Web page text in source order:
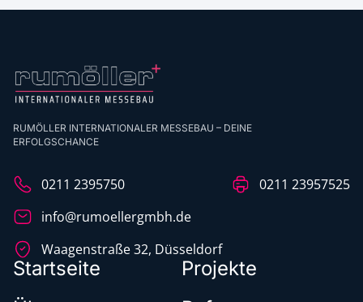
RUMÖLLER INTERNATIONALER MESSEBAU – DEINE
ERFOLGSCHANCE
0211 2395750
0211 23957525
info@rumoellergmbh.de
Waagenstraße 32, Düsseldorf
Startseite
Projekte